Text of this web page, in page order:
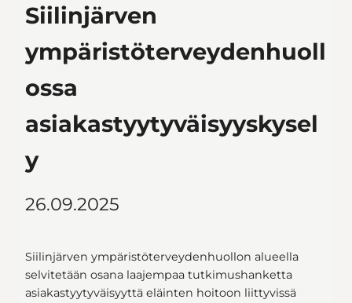
Siilinjärven
ympäristöterveydenhuoll
ossa
asiakastyytyväisyyskysel
y
26.09.2025
Siilinjärven ympäristöterveydenhuollon alueella
selvitetään osana laajempaa tutkimushanketta
asiakastyytyväisyyttä eläinten hoitoon liittyvissä